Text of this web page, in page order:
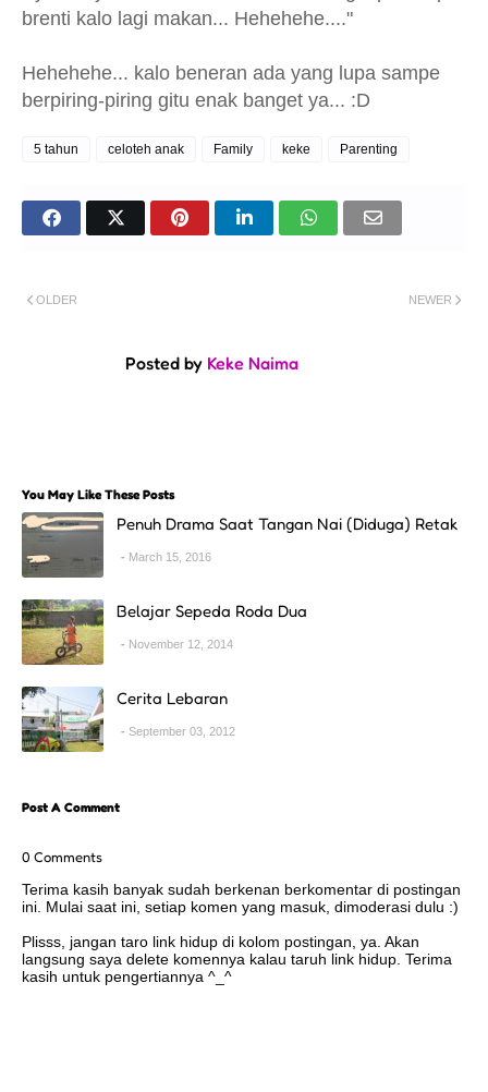
brenti kalo lagi makan... Hehehehe...."
Hehehehe... kalo beneran ada yang lupa sampe
berpiring-piring gitu enak banget ya... :D
5 tahun celoteh anak Family keke Parenting
NEWER
OLDER
Posted by Keke Naima
You May Like These Posts
Penuh Drama Saat Tangan Nai (Diduga) Retak
March 15, 2016
Belajar Sepeda Roda Dua
November 12, 2014
Cerita Lebaran
September 03, 2012
Post A Comment
0 Comments
Terima kasih banyak sudah berkenan berkomentar di postingan
ini. Mulai saat ini, setiap komen yang masuk, dimoderasi dulu :)
Plisss, jangan taro link hidup di kolom postingan, ya. Akan
langsung saya delete komennya kalau taruh link hidup. Terima
kasih untuk pengertiannya ^_^